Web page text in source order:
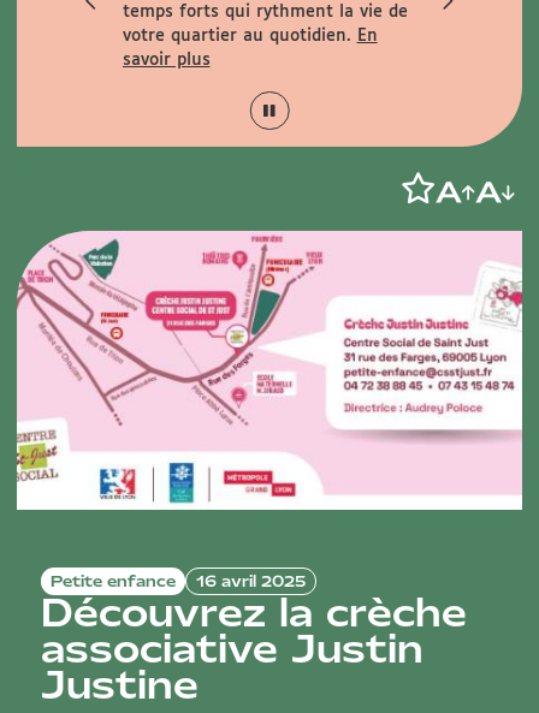
temps forts qui rythment la vie de
votre quartier au quotidien.
En
savoir plus
Petite enfance 16 avril 2025
Découvrez la crèche
associative Justin
Justine